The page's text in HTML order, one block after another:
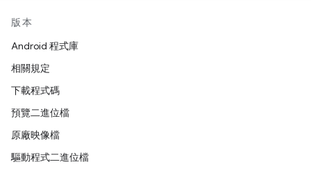
版本
Android 程式庫
相關規定
下載程式碼
預覽二進位檔
原廠映像檔
驅動程式二進位檔